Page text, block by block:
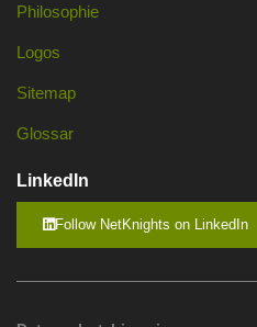
Philosophie
Logos
Sitemap
Glossar
LinkedIn
Follow NetKnights on LinkedIn